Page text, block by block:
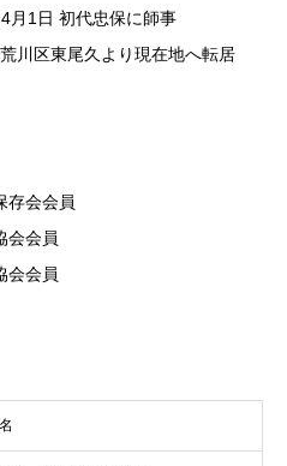
月1日 初代忠保に師事
川区東尾久より現在地へ転居
会会員
会会員
会会員